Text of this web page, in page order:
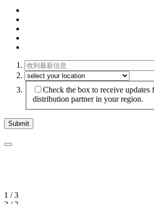
Check the box to receive updates
distribution partner in your region.
1 / 3